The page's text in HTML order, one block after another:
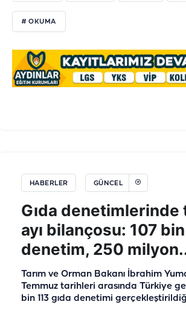
# OKUMA
HABERLER GÜNCEL
Gıda denetimlerinde
ayı bilançosu: 107 bin
denetim, 250
Tarım ve Orman Bakanı İbrahim
Temmuz tarihleri arasında Türkiye
bin 113 gıda denetimi